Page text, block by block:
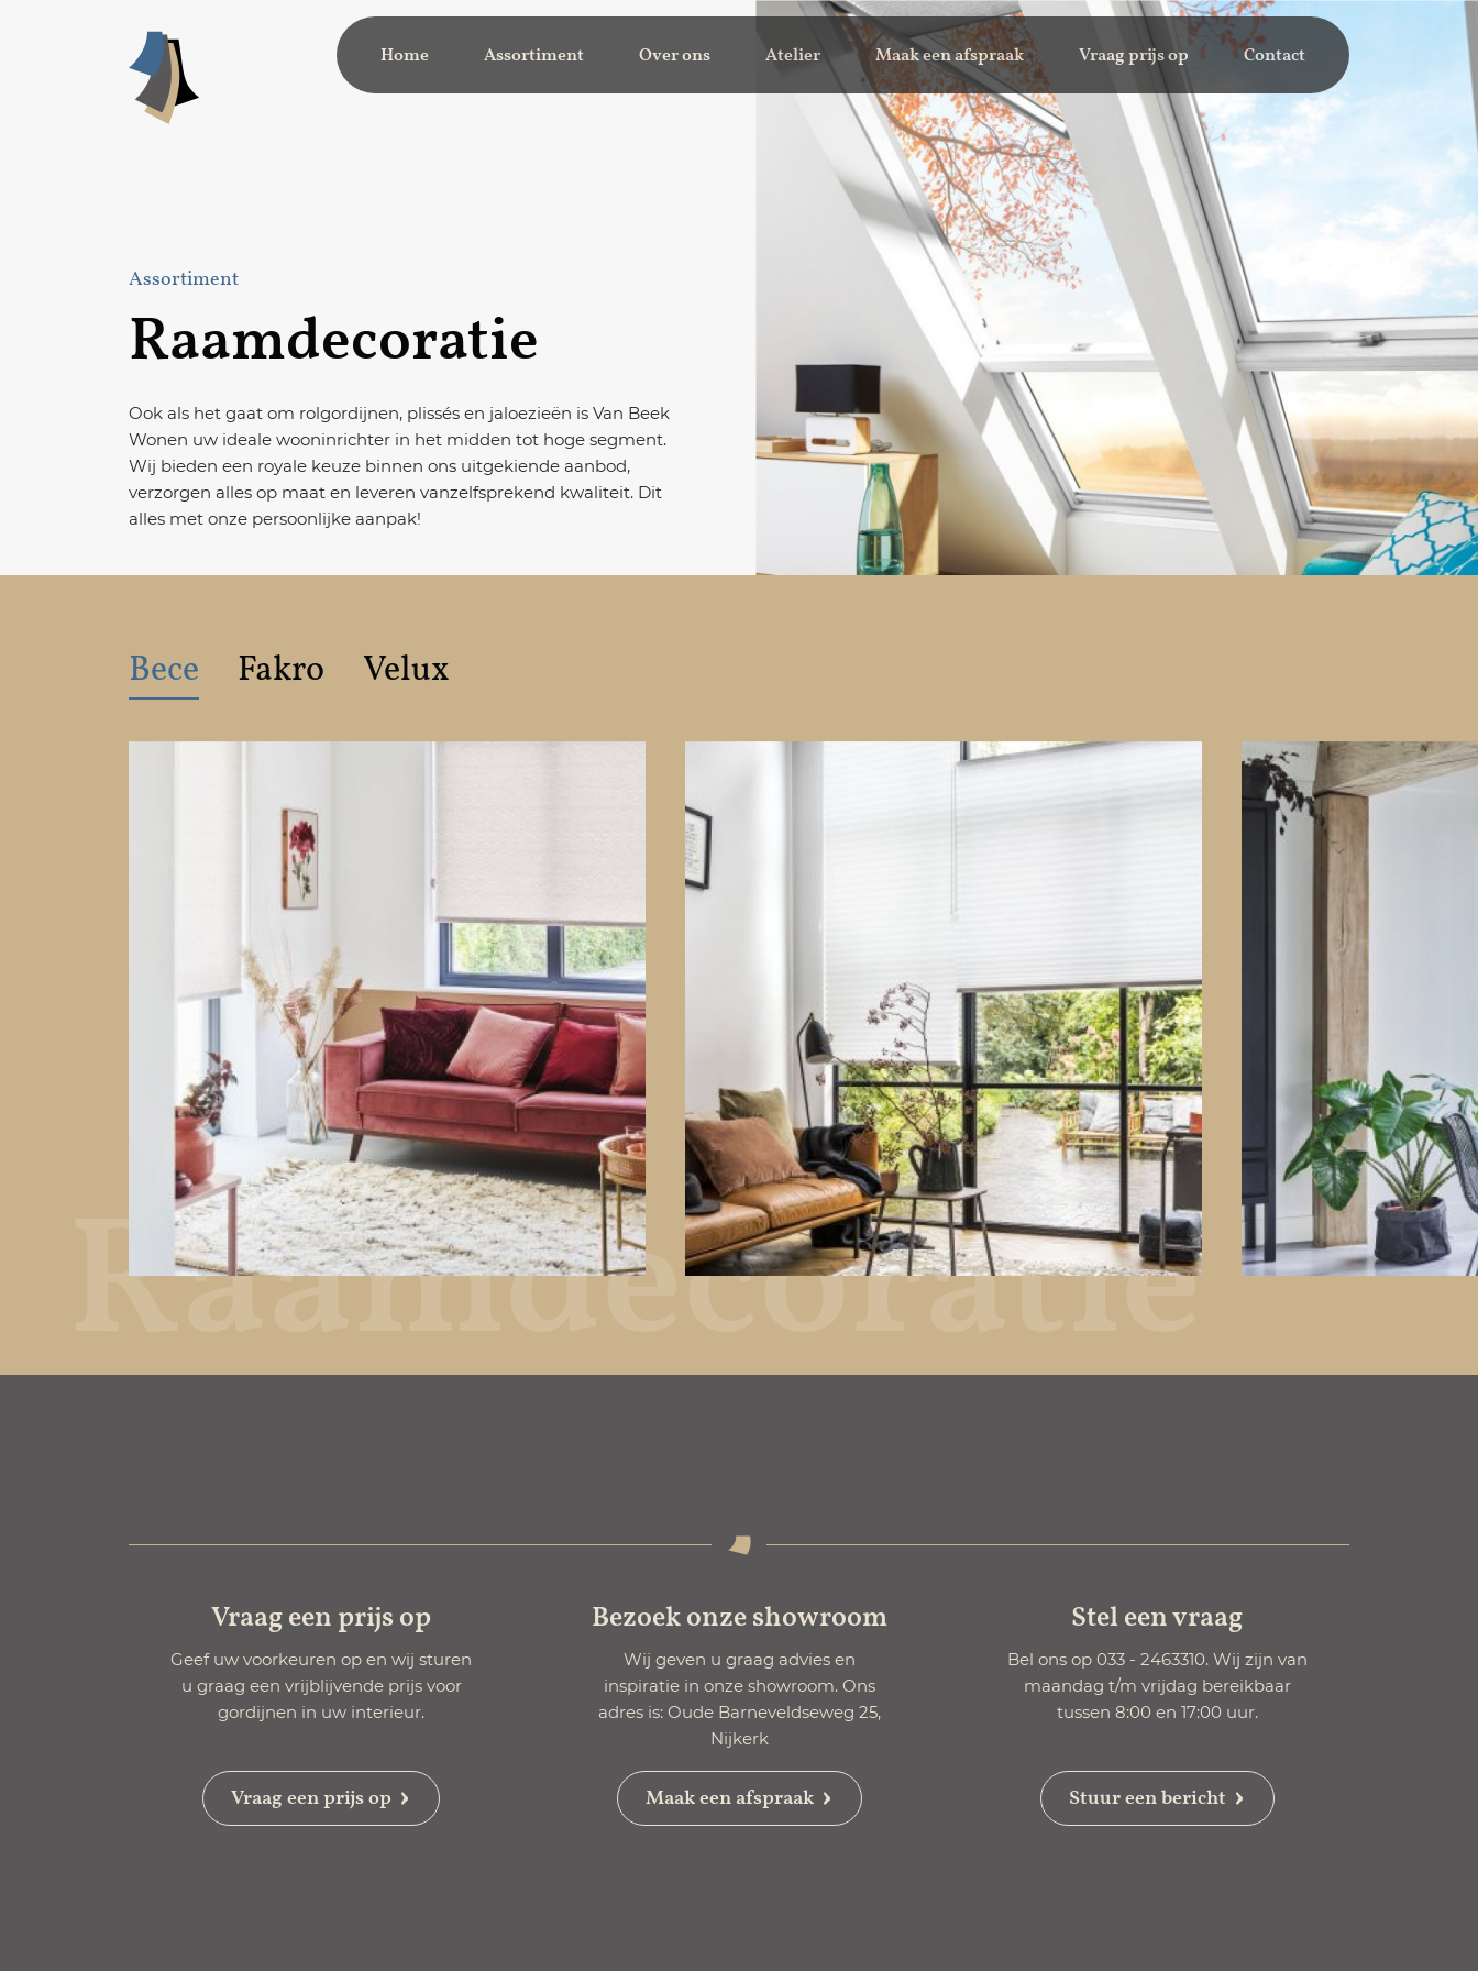
Home Assortiment Over ons Atelier Maak een afspraak Vraag prijs op Contact
Assortiment
Raamdecoratie
Ook als het gaat om rolgordijnen, plissés en jaloezieën is Van Beek
Wonen uw ideale wooninrichter in het midden tot hoge segment.
Wij bieden een royale keuze binnen ons uitgekiende aanbod,
verzorgen alles op maat en leveren vanzelfsprekend kwaliteit. Dit
alles met onze persoonlijke aanpak!
Bece Fakro Velux
Vraag een prijs op
Geef uw voorkeuren op en wij sturen
u graag een vrijblijvende prijs voor
gordijnen in uw interieur.
Vraag een prijs op
Bezoek onze showroom
Wij geven u graag advies en
inspiratie in onze showroom. Ons
adres is: Oude Barneveldseweg 25,
Nijkerk
Maak een afspraak
Stel een vraag
Bel ons op 033 - 2463310. Wij zijn van
maandag t/m vrijdag bereikbaar
tussen 8:00 en 17:00 uur.
Stuur een bericht